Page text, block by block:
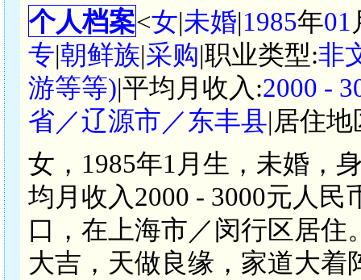
个人档案<女|未婚|1985年01
专|朝鲜族|采购|职业类型:非
游等等)|平均月收入:2000 -
省／辽源市／东丰县|居住地
女，1985年1月生，未婚，
均月收入2000 - 3000元人
口，在上海市／闵行区居
大吉，天做良缘，家道大着